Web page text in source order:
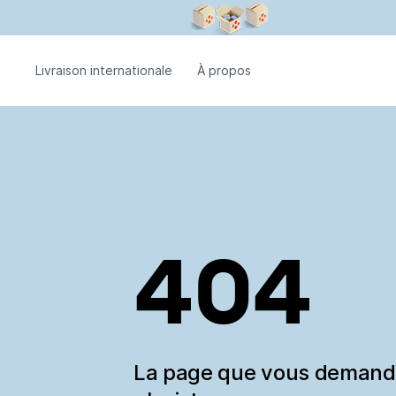
Livraison internationale À propos
404
La page que vous